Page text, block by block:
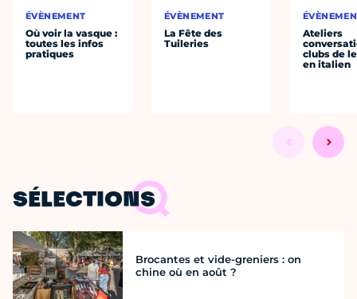
ÉVÈNEMENT
Où voir la vasque :
toutes les infos
pratiques
ÉVÈNEMENT
La Fête des
Tuileries
Ateliers
clubs de
en italien
SÉLECTIONS
Brocantes et vide-greniers : on
chine où en août ?